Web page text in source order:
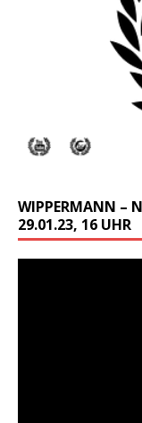
WIPPERMANN –
29.01.23, 16 UHR